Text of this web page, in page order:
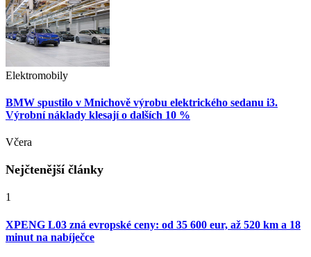
Elektromobily
BMW spustilo v Mnichově výrobu elektrického sedanu i3.
Výrobní náklady klesají o dalších 10 %
Včera
Nejčtenější články
1
XPENG L03 zná evropské ceny: od 35 600 eur, až 520 km a 18
minut na nabíječce